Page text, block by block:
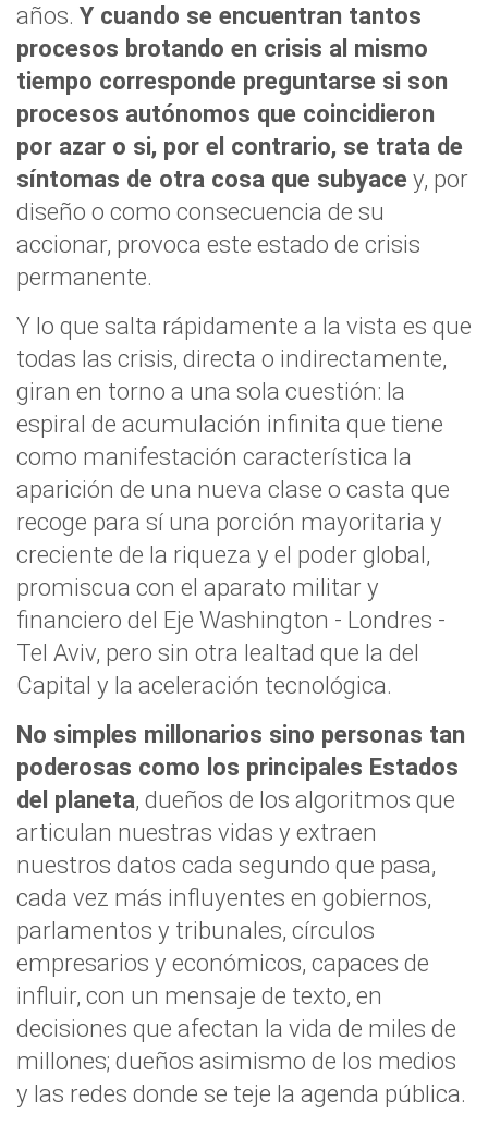
años. Y cuando se encuentran tantos
procesos brotando en crisis al mismo
tiempo corresponde preguntarse si son
procesos autónomos que coincidieron
por azar o si, por el contrario, se trata de
síntomas de otra cosa que subyace y, por
diseño o como consecuencia de su
accionar, provoca este estado de crisis
permanente.
Y lo que salta rápidamente a la vista es que
todas las crisis, directa o indirectamente,
giran en torno a una sola cuestión: la
espiral de acumulación infinita que tiene
como manifestación característica la
aparición de una nueva clase o casta que
recoge para sí una porción mayoritaria y
creciente de la riqueza y el poder global,
promiscua con el aparato militar y
financiero del Eje Washington - Londres -
Tel Aviv, pero sin otra lealtad que la del
Capital y la aceleración tecnológica.
No simples millonarios sino personas tan
poderosas como los principales Estados
del planeta, dueños de los algoritmos que
articulan nuestras vidas y extraen
nuestros datos cada segundo que pasa,
cada vez más influyentes en gobiernos,
parlamentos y tribunales, círculos
empresarios y económicos, capaces de
influir, con un mensaje de texto, en
decisiones que afectan la vida de miles de
millones; dueños asimismo de los medios
y las redes donde se teje la agenda pública.